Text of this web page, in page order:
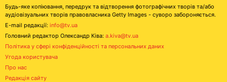
Будь-яке копіювання, передрук та відтворення фотографічних творів та/або
аудіовізуальних творів правовласника Getty Images - суворо забороняється.
E-mail редакції: info@tv.ua
Головний редактор Олександр Ківа: a.kiva@tv.ua
Політика у сфері конфіденційності та персональних даних
Угода користувача
Про нас
Редакція сайту